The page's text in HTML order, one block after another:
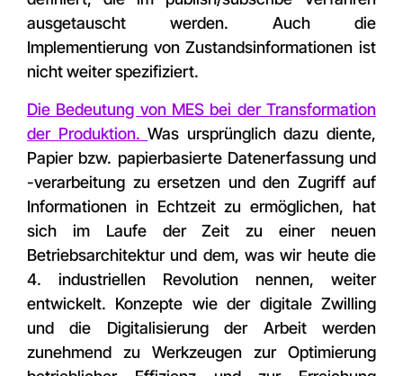
ausgetauscht werden. Auch die
Implementierung von Zustandsinformationen ist
nicht weiter spezifiziert.
Die Bedeutung von MES bei der Transformation
der Produktion.Was ursprünglich dazu diente,
Papier bzw. papierbasierte Datenerfassung und
-verarbeitung zu ersetzen und den Zugriff auf
Informationen in Echtzeit zu ermöglichen, hat
sich im Laufe der Zeit zu einer neuen
Betriebsarchitektur und dem, was wir heute die
4. industriellen Revolution nennen, weiter
entwickelt. Konzepte wie der digitale Zwilling
und die Digitalisierung der Arbeit werden
zunehmend zu Werkzeugen zur Optimierung